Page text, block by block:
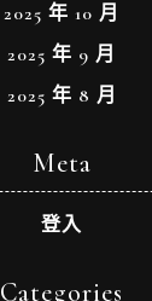
2025 年 10 月
2025 年 9 月
2025 年 8 月
Meta
登入
Categories